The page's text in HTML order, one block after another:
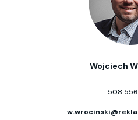
Wojciech
508